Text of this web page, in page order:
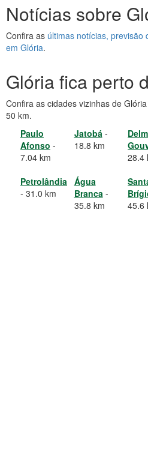
Notícias sobre
Confira as últimas notícias, previsão
em Glória.
Glória fica perto
Confira as cidades vizinhas de
50 km.
Paulo
Afonso -
7.04 km
Jatobá-
18.8 km
28.4
Petrolândia
- 31.0 km
Água
Branca-
35.8 km
45.6